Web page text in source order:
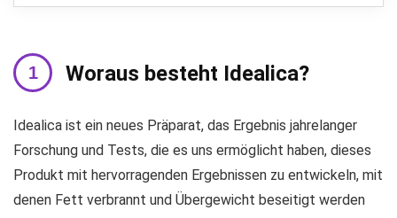
Woraus besteht Idealica?
Idealica ist ein neues Präparat, das Ergebnis jahrelanger
Forschung und Tests, die es uns ermöglicht haben, dieses
Produkt mit hervorragenden Ergebnissen zu entwickeln, mit
denen Fett verbrannt und Übergewicht beseitigt werden